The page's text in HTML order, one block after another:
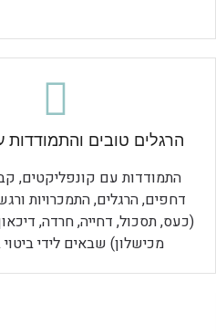
הרגלים טובים
התמודדות עם קונפליקטים,
דחפים, הרגלים, התמכרויות
(כעס, תסכול, דחייה, חרדה,
מכישלון) שבאים לידי